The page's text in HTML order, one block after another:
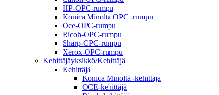
HP-OPC-rumpu
Konica Minolta OPC -rumpu
Oce-OPC-rumpu
Ricoh-OPC-rumpu
Sharp-OPC-rumpu
Xerox-OPC-rumpu
Kehittäjäyksikkö/Kehittäjä
Kehittäjä
Konica Minolta -kehittäjä
OCE-kehittäjä